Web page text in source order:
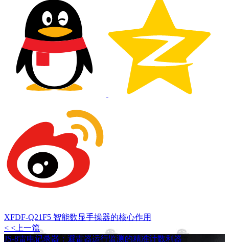
XFDF-Q21F5 智能数显手操器的核心作用
< <上一篇
JS-8雷电记录器：避雷器运行监测的精准计数利器